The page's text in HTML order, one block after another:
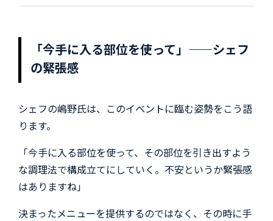
「今手に入る部位を使って」——シェフ
の緊張感
シェフの嶋野氏は、このイベントに臨む姿勢をこう語
ります。
「今手に入る部位を使って、その部位を引き出すよう
な調理法で構成立てにしていく。不安というか緊張感
はありますね」
決まったメニューを提供するのではなく、その時に手